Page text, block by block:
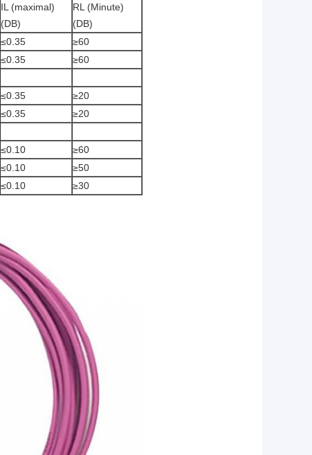
IL (maximal)
(DB)
RL (Minute)
(DB)
≤0.35
≥60
≤0.35
≥60
≤0.35
≥20
≤0.35
≥20
≤0.10
≥60
≤0.10
≥50
≤0.10 ≥30